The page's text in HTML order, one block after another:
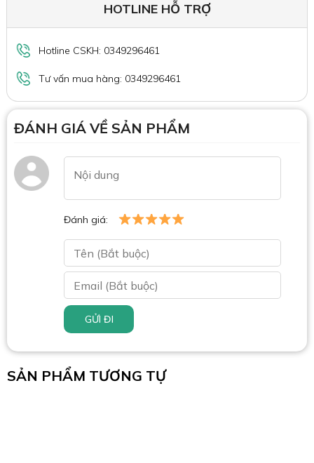
HOTLINE HỖ TRỢ
Hotline CSKH: 0349296461
Tư vấn mua hàng: 0349296461
ĐÁNH GIÁ VỀ SẢN PHẨM
Đánh giá:
GỬI ĐI
SẢN PHẨM TƯƠNG TỰ